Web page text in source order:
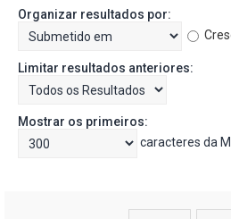
Organizar resultados por:
Limitar resultados anteriores:
Mostrar os primeiros:
caracteres da